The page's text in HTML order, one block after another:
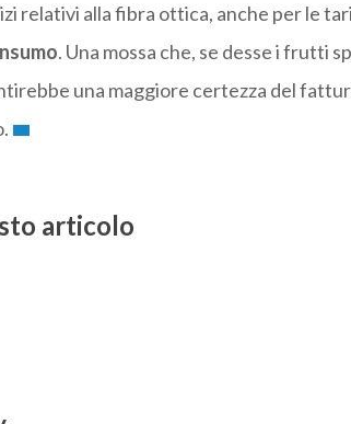
relativi alla fibra ottica, anche per le
. Una mossa che, se desse i frutti
una maggiore certezza del
articolo